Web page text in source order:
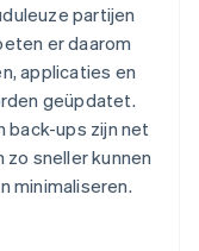
partijen
er daarom
applicaties en
geüpdatet.
back-ups zijn net
sneller kunnen
minimaliseren.